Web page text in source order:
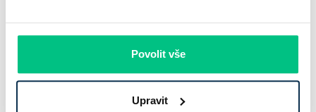
Povolit vše
Upravit
Recenze - hypoteční specialista: Ing.
Filip Křivánek, klient: Tomáš B.